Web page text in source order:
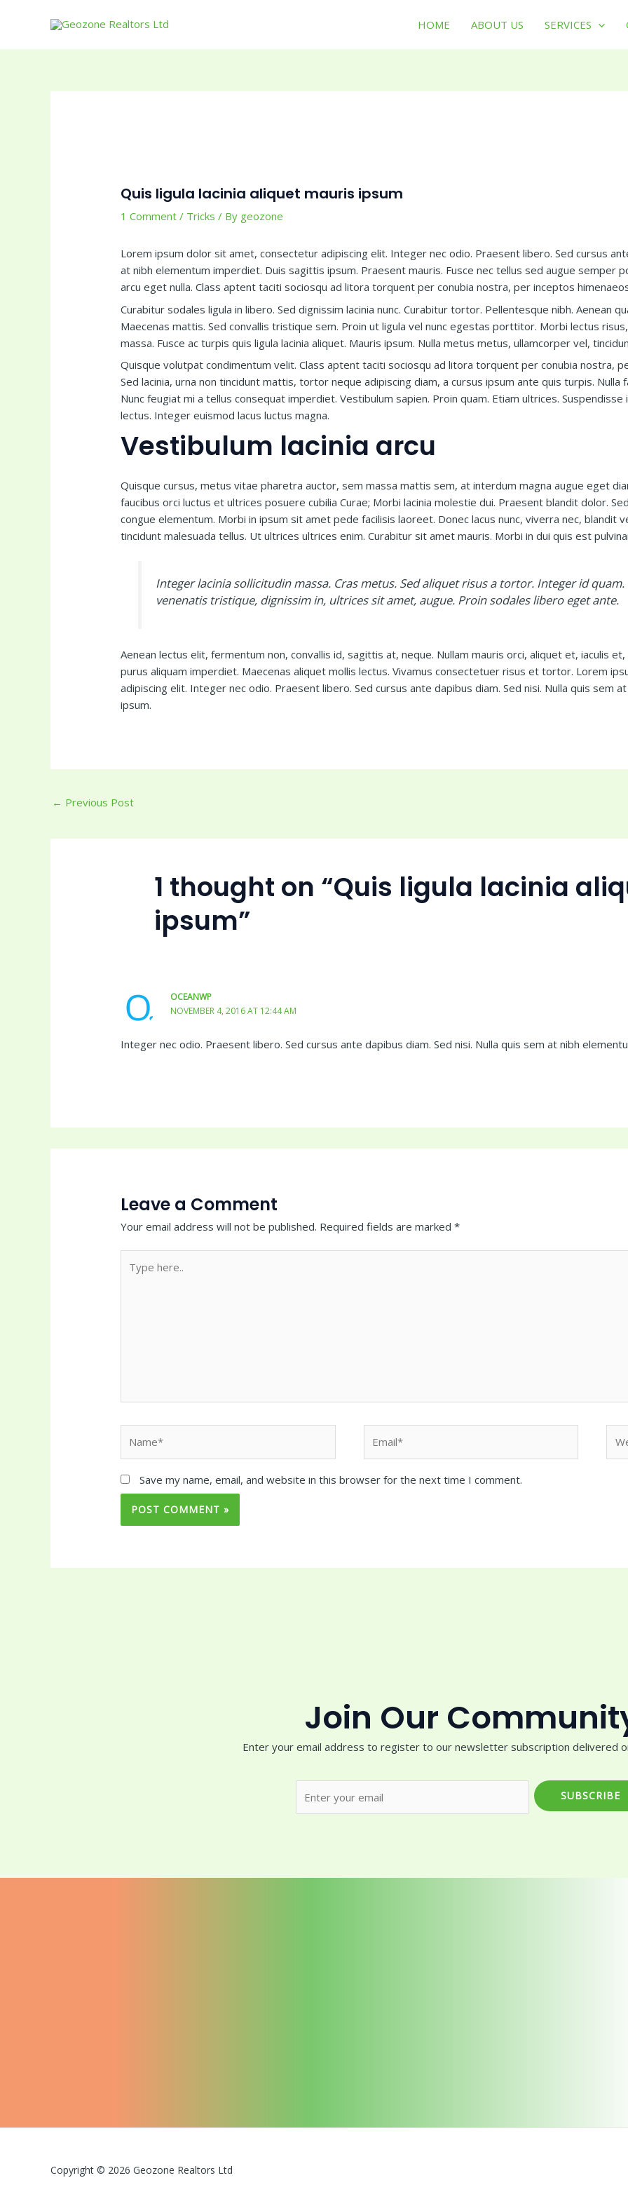
HOME ABOUT US SERVICES
Quis ligula lacinia aliquet mauris ipsum
1 Comment / Tricks / By geozone
Lorem ipsum dolor sit amet, consectetur adipiscing elit. Integer nec odio. Praesent libero. Sed cursus
at nibh elementum imperdiet. Duis sagittis ipsum. Praesent mauris. Fusce nec tellus sed augue semper
arcu eget nulla. Class aptent taciti sociosqu ad litora torquent per conubia nostra, per inceptos
Curabitur sodales ligula in libero. Sed dignissim lacinia nunc. Curabitur tortor. Pellentesque nibh. Aenean
Maecenas mattis. Sed convallis tristique sem. Proin ut ligula vel nunc egestas porttitor. Morbi lectus
massa. Fusce ac turpis quis ligula lacinia aliquet. Mauris ipsum. Nulla metus metus, ullamcorper vel,
Quisque volutpat condimentum velit. Class aptent taciti sociosqu ad litora torquent per conubia nostra,
Sed lacinia, urna non tincidunt mattis, tortor neque adipiscing diam, a cursus ipsum ante quis turpis. Nulla
Nunc feugiat mi a tellus consequat imperdiet. Vestibulum sapien. Proin quam. Etiam ultrices.
lectus. Integer euismod lacus luctus magna.
Vestibulum lacinia arcu
Quisque cursus, metus vitae pharetra auctor, sem massa mattis sem, at interdum magna augue eget
faucibus orci luctus et ultrices posuere cubilia Curae; Morbi lacinia molestie dui. Praesent blandit dolor.
congue elementum. Morbi in ipsum sit amet pede facilisis laoreet. Donec lacus nunc, viverra nec, blandit
tincidunt malesuada tellus. Ut ultrices ultrices enim. Curabitur sit amet mauris. Morbi in dui quis est
Integer lacinia sollicitudin massa. Cras metus. Sed aliquet risus a tortor. Integer id
venenatis tristique, dignissim in, ultrices sit amet, augue. Proin sodales libero eget ante.
Aenean lectus elit, fermentum non, convallis id, sagittis at, neque. Nullam mauris orci, aliquet et, iaculis
purus aliquam imperdiet. Maecenas aliquet mollis lectus. Vivamus consectetuer risus et tortor. Lorem
adipiscing elit. Integer nec odio. Praesent libero. Sed cursus ante dapibus diam. Sed nisi. Nulla quis sem
ipsum.
← Previous Post
1 thought on “Quis ligula lacinia
ipsum”
OCEANWP
NOVEMBER 4, 2016 AT 12:44 AM
Integer nec odio. Praesent libero. Sed cursus ante dapibus diam. Sed nisi. Nulla quis sem at nibh
Leave a Comment
Your email address will not be published. Required fields are marked*
here..
Save my name, email, and website in this browser for the next time I comment.
Join Our
Enter your email address to register to our newsletter subscription delivered
SUBSCRIBE
Copyright © 2026 Geozone Realtors Ltd